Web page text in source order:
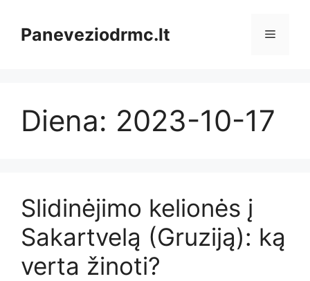
turinioPaneveziodrmc.lt Meniu
Diena: 2023-10-17
Slidinėjimo kelionės į
Sakartvelą (Gruziją): ką
verta žinoti?